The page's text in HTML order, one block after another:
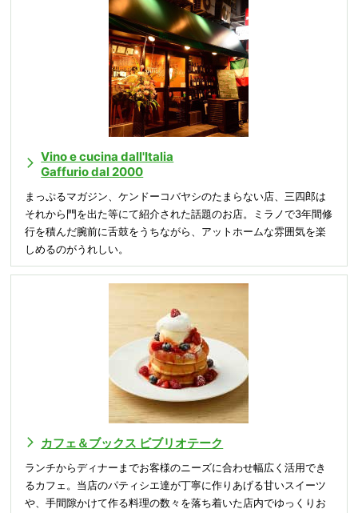
Vino e cucina dall'Italia
Gaffurio dal 2000
まっぷるマガジン、ケンドーコバヤシのたまらない店、三四郎は
それから門を出た等にて紹介された話題のお店。ミラノで3年間修
行を積んだ腕前に舌鼓をうちながら、アットホームな雰囲気を楽
しめるのがうれしい。
カフェ＆ブックス ビブリオテーク
ランチからディナーまでお客様のニーズに合わせ幅広く活用でき
るカフェ。当店のパティシエ達が丁寧に作りあげる甘いスイーツ
や、手間隙かけて作る料理の数々を落ち着いた店内でゆっくりお